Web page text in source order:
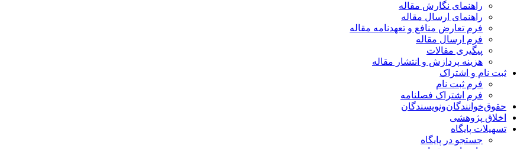
راهنمای نگارش مقاله
راهنمای ارسال مقاله
فرم تعارض منافع و تعهدنامه مقاله
فرم ارسال مقاله
پیگیری مقالات
هزینه پردازش و انتشار مقاله
ثبت نام و اشتراک
فرم ثبت نام
فرم اشتراک فصلنامه
حقوق‌خوانندگان‌و‌نویسندگان
اخلاق پژوهشی
تسهیلات پایگاه
جستجو در پایگاه